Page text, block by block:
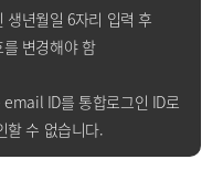
생년월일 6자리 입력 후
변경해야 함
email ID를 통합로그인 ID로
할 수 없습니다.